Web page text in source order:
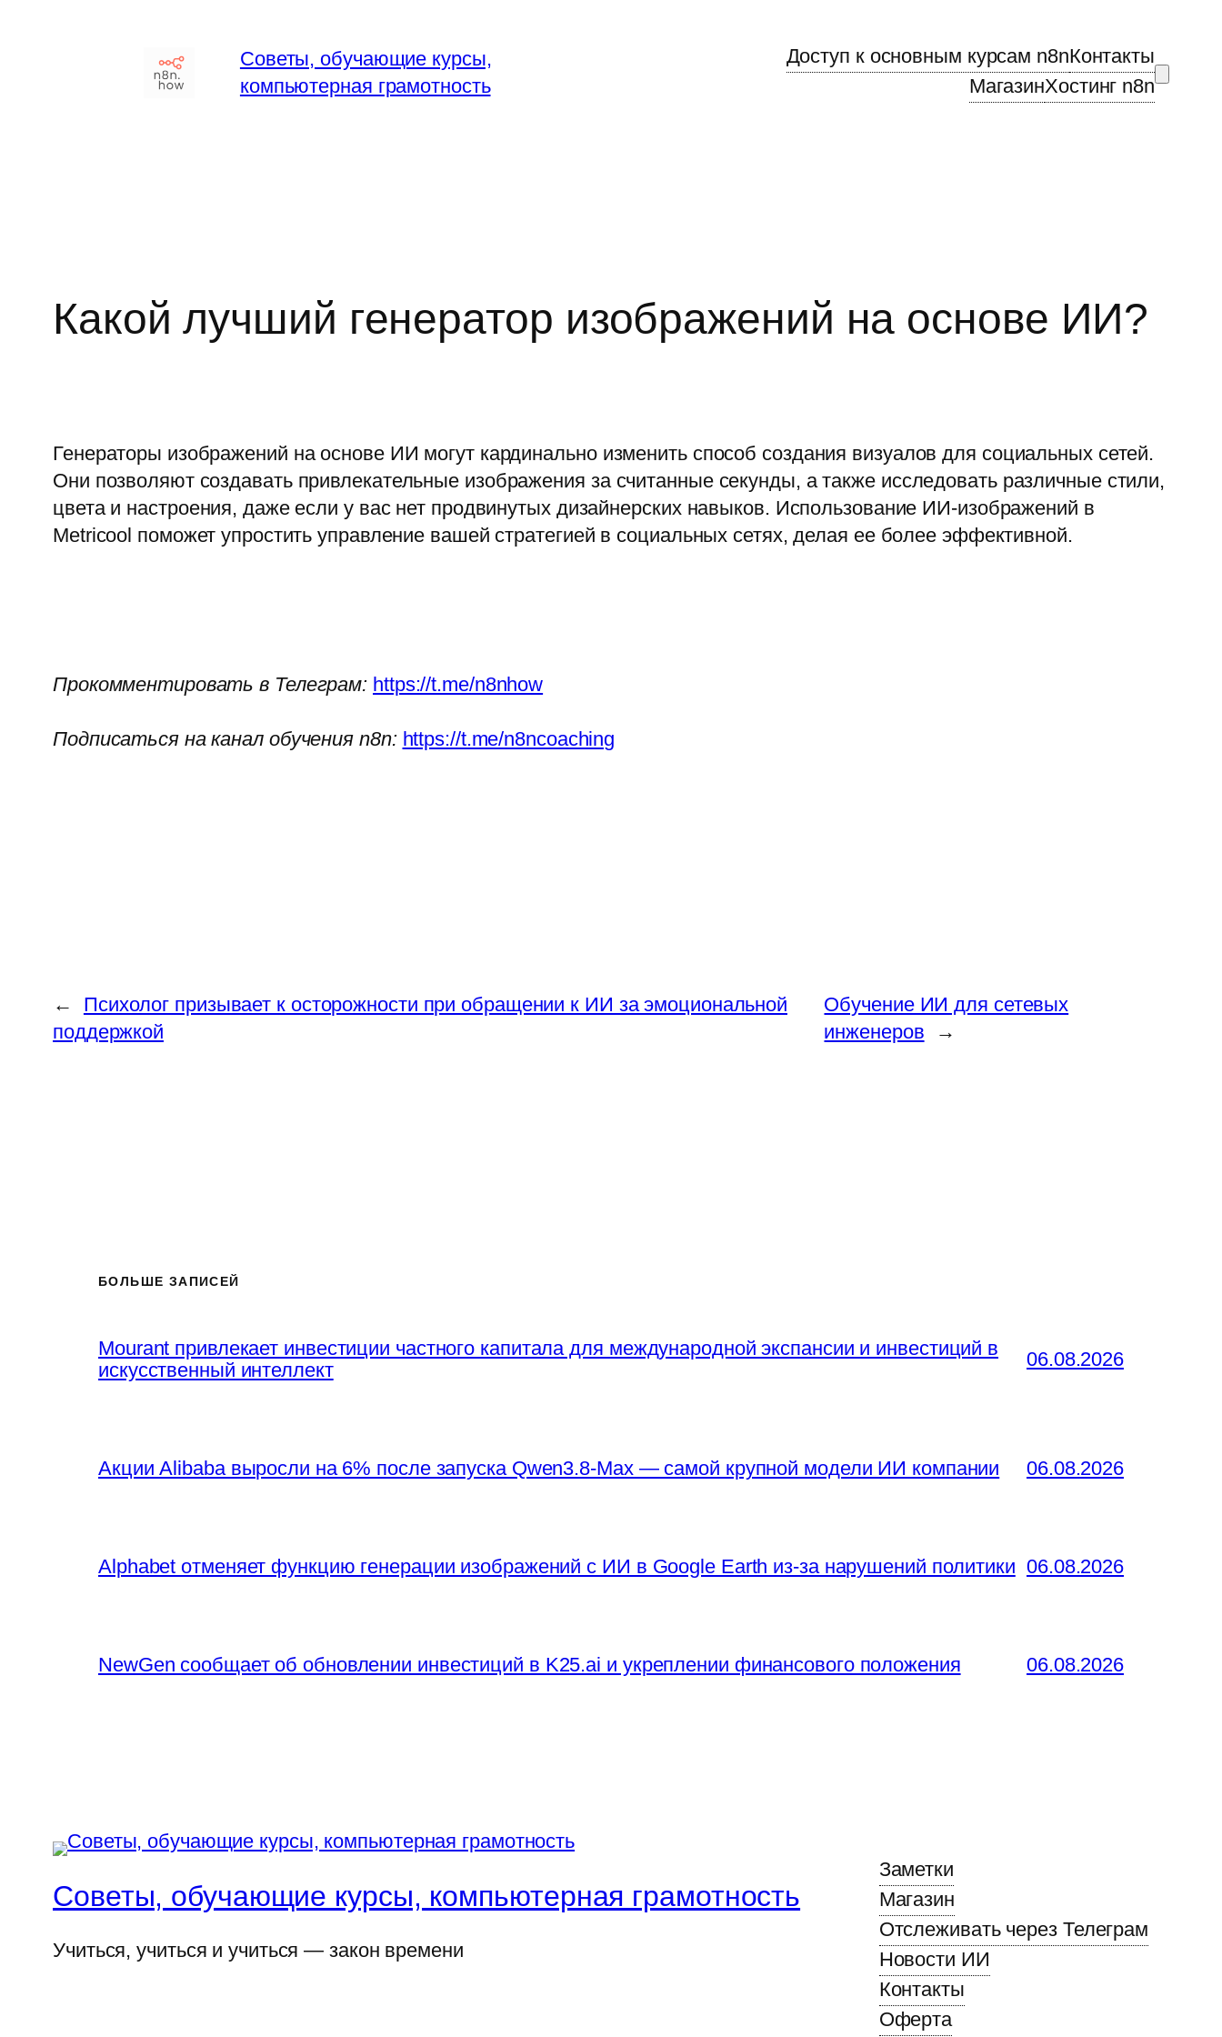
Советы, обучающие курсы,
компьютерная грамотность
Доступ к основным курсам n8nКонтакты
МагазинХостинг n8n
Какой лучший генератор изображений на основе ИИ?
Генераторы изображений на основе ИИ могут кардинально изменить способ создания визуалов для социальных сетей.
Они позволяют создавать привлекательные изображения за считанные секунды, а также исследовать различные стили,
цвета и настроения, даже если у вас нет продвинутых дизайнерских навыков. Использование ИИ-изображений в
Metricool поможет упростить управление вашей стратегией в социальных сетях, делая ее более эффективной.
Прокомментировать в Телеграм: https://t.me/n8nhow
Подписаться на канал обучения n8n: https://t.me/n8ncoaching
←
Психолог призывает к осторожности при обращении к ИИ за эмоциональной
поддержкой
Обучение ИИ для сетевых
инженеров
→
БОЛЬШЕ ЗАПИСЕЙ
Mourant привлекает инвестиции частного капитала для международной экспансии и инвестиций в
искусственный интеллект
06.08.2026
Акции Alibaba выросли на 6% после запуска Qwen3.8-Max — самой крупной модели ИИ компании 06.08.2026
Alphabet отменяет функцию генерации изображений с ИИ в Google Earth из-за нарушений политики 06.08.2026
NewGen сообщает об обновлении инвестиций в K25.ai и укреплении финансового положения 06.08.2026
Советы, обучающие курсы, компьютерная грамотность
Учиться, учиться и учиться — закон времени
Заметки
Магазин
Отслеживать через Телеграм
Новости ИИ
Контакты
Оферта